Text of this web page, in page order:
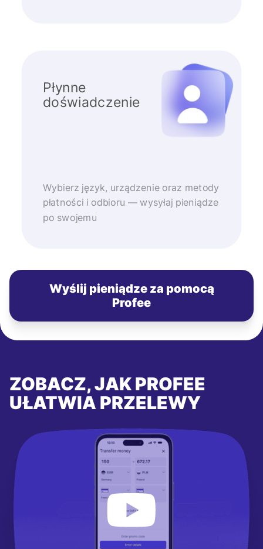
Płynne
doświadczenie
Wybierz język, urządzenie oraz metody
płatności i odbioru — wysyłaj pieniądze
po swojemu
Wyślij pieniądze za pomocą
Profee
ZOBACZ, JAK PROFEE
UŁATWIA PRZELEWY